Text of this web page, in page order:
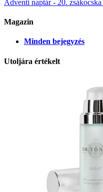
Adventi naptár - 20. zsákocska
Magazin
Minden bejegyzés
Utoljára értékelt